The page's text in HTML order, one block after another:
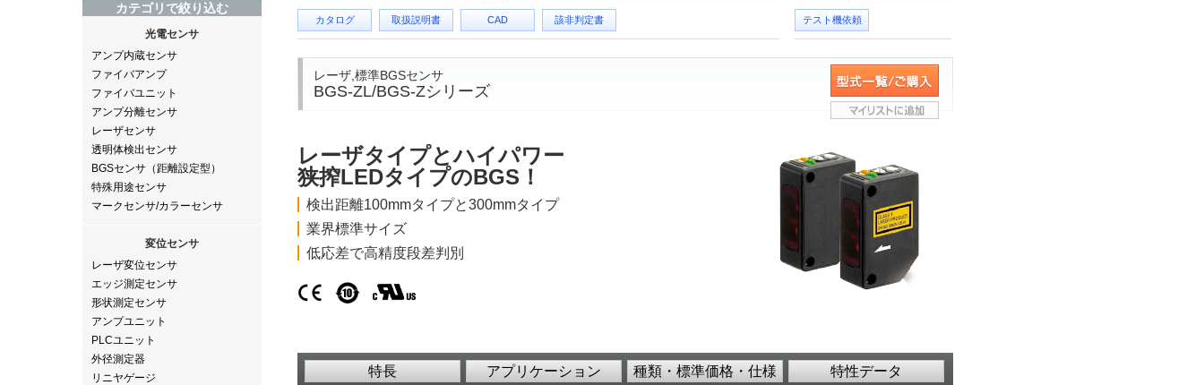
カテゴリで絞り込む
光電センサ
アンプ内蔵センサ
ファイバアンプ
ファイバユニット
アンプ分離センサ
レーザセンサ
透明体検出センサ
BGSセンサ（距離設定型）
特殊用途センサ
マークセンサ/カラーセンサ
変位センサ
レーザ変位センサ
エッジ測定センサ
形状測定センサ
アンプユニット
PLCユニット
外径測定器
リニヤゲージ
カタログ 取扱説明書 CAD 該非判定書 テスト機依頼
レーザ,標準BGSセンサ
BGS-ZL/BGS-Zシリーズ
レーザタイプとハイパワー
狭搾LEDタイプのBGS！
検出距離100mmタイプと300mmタイプ
業界標準サイズ
低応差で高精度段差判別
特長 アプリケーション 種類・標準価格・仕様
特性データ